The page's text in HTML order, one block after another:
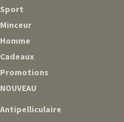
Sport
Minceur
Homme
Cadeaux
Promotions
NOUVEAU
Antipelliculaire